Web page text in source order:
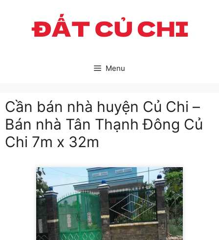
Menu
Cần bán nhà huyện Củ Chi –
Bán nhà Tân Thạnh Đông Củ
Chi 7m x 32m